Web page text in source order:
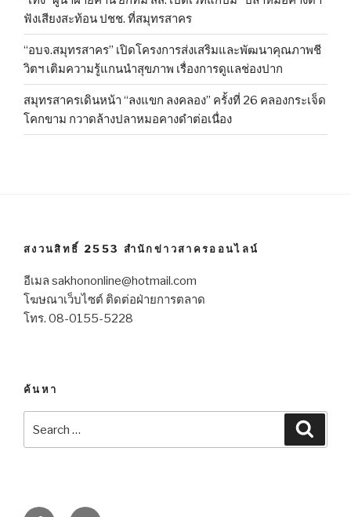
ฟังเสียงสะท้อน ปชช. ที่สมุทรสาคร
“อบจ.สมุทรสาคร” เปิดโครงการส่งเสริมและพัฒนาคุณภาพชี
วิตฯ เติมความรู้แกนนำสุขภาพ เรื่องการดูแลช่องปาก
สมุทรสาครเดินหน้า “ลงแขก ลงคลอง” ครั้งที่ 26 คลองกระเจ็ด
โคกขาม กวาดล้างปลาหมอคางดำต่อเนื่อง
สงวนสิทธิ์ 2553 สำนักข่าวสาครออนไลน์
อีเมล sakhononline@hotmail.com
โฆษณาเว็บไซต์ ติดต่อฝ่ายการตลาด
โทร. 08-0155-5228
ค้นหา